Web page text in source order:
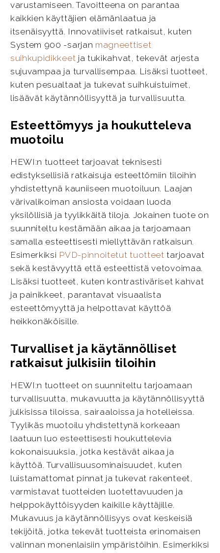
varustamiseen. Tavoitteena on parantaa
kaikkien käyttäjien elämänlaatua ja
itsenäisyyttä. Innovatiiviset ratkaisut, kuten
System 900 -sarjan magneettiset
suihkupidikkeet ja tukikahvat, tekevät arjesta
sujuvampaa ja turvallisempaa. Lisäksi tuotteet,
kuten pesualtaat ja tukevat suihkuistuimet,
lisäävät käytännöllisyyttä ja turvallisuutta.
Esteettömyys ja houkutteleva
muotoilu
HEWI:n tuotteet tarjoavat teknisesti
edistyksellisiä ratkaisuja esteettömiin tiloihin
yhdistettynä kauniiseen muotoiluun. Laajan
värivalikoiman ansiosta voidaan luoda
yksilöllisiä ja tyylikkäitä tiloja. Jokainen tuote on
suunniteltu kestämään aikaa ja tarjoamaan
samalla esteettisesti miellyttävän ratkaisun.
Esimerkiksi PVD-pinnoitetut tuotteet tarjoavat
sekä kestävyyttä että esteettistä vetovoimaa.
Lisäksi tuotteet, kuten kontrastiväriset kahvat
ja painikkeet, parantavat visuaalista
esteettömyyttä ja helpottavat käyttöä
heikkonäköisille.
Turvalliset ja käytännölliset
ratkaisut julkisiin tiloihin
HEWI:n tuotteet on suunniteltu tarjoamaan
turvallisuutta, mukavuutta ja käytännöllisyyttä
julkisissa tiloissa, sairaaloissa ja hotelleissa.
Tyylikäs muotoilu yhdistettynä korkeaan
laatuun luo esteettisesti houkuttelevia
kokonaisuuksia, jotka kestävät aikaa ja
käyttöä. Turvallisuusominaisuudet, kuten
luistamattomat pinnat ja tukevat rakenteet,
varmistavat tuotteiden luotettavuuden ja
helppokäyttöisyyden kaikille käyttäjille.
Mukavuus ja käytännöllisyys ovat keskeisiä
tekijöitä, jotka tekevät tuotteista erinomaisen
valinnan monenlaisiin ympäristöihin. Esimerkiksi